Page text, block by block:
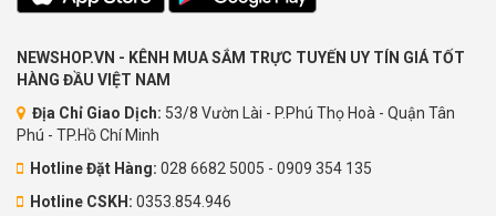
NEWSHOP.VN - KÊNH MUA SẮM TRỰC TUYẾN UY TÍN GIÁ TỐT
HÀNG ĐẦU VIỆT NAM
Địa Chỉ Giao Dịch: 53/8 Vườn Lài - P.Phú Thọ Hoà - Quận Tân
Phú - TP.Hồ Chí Minh
Hotline Đặt Hàng: 028 6682 5005 - 0909 354 135
Hotline CSKH: 0353.854.946